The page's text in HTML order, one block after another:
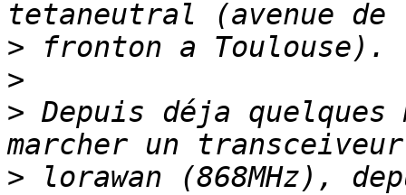
>
>
> Depuis déja
> lorawan (868MHz),